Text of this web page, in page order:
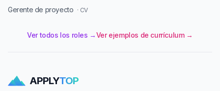
Gerente de proyecto · CV
Ver todos los roles →Ver ejemplos de currículum →
APPLYTOP